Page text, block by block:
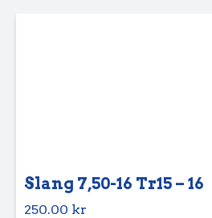
Slang 7,50-16 Tr15 – 16
250.00 kr